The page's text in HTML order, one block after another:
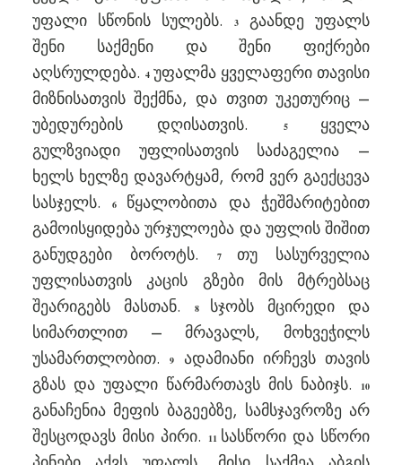
უფალი სწონის სულებს.3
გაანდე უფალს
შენი საქმენი და შენი ფიქრები
აღსრულდება.4 უფალმა ყველაფერი თავისი
მიზნისათვის შექმნა, და თვით უკეთურიც –
უბედურების დღისათვის.
5 ყველა
გულზვიადი უფლისათვის საძაგელია –
ხელს ხელზე დავარტყამ, რომ ვერ გაექცევა
სასჯელს.6 წყალობითა და ჭეშმარიტებით
გამოისყიდება ურჯულოება და უფლის შიშით
განუდგები ბოროტს.
7თუ სასურველია
უფლისათვის კაცის გზები მის მტრებსაც
შეარიგებს მასთან.
8 სჯობს მცირედი და
სიმართლით – მრავალს, მოხვეჭილს
უსამართლობით.9
ადამიანი ირჩევს თავის
გზას და უფალი წარმართავს მის ნაბიჯს.
10
განაჩენია მეფის ბაგეებზე, სამსჯავროზე არ
შესცოდავს მისი პირი.
11 სასწორი და სწორი